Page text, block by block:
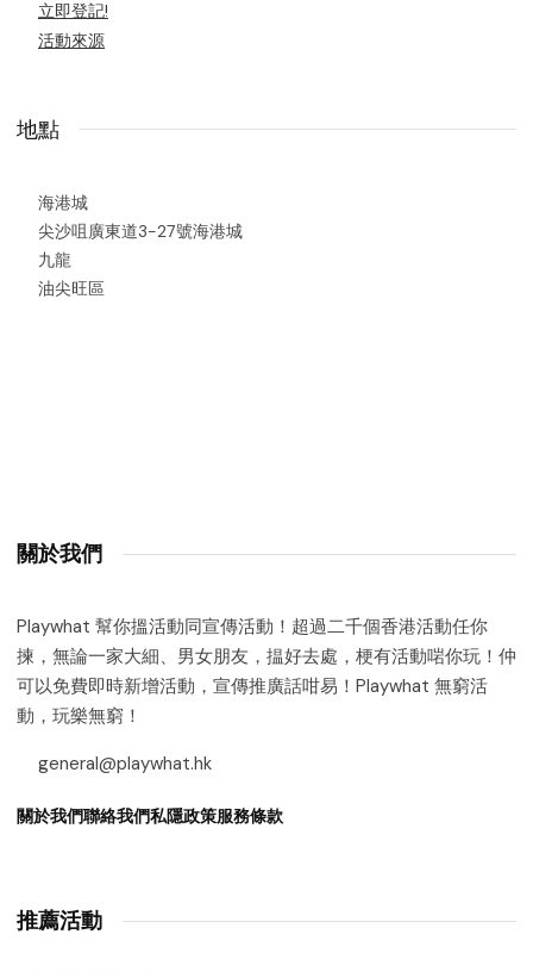
立即登記!
活動來源
地點
海港城
尖沙咀廣東道3-27號海港城
九龍
油尖旺區
關於我們
Playwhat 幫你搵活動同宣傳活動！超過二千個香港活動任你
揀，無論一家大細、男女朋友，揾好去處，梗有活動啱你玩！仲
可以免費即時新增活動，宣傳推廣話咁易！Playwhat 無窮活
動，玩樂無窮！
general@playwhat.hk
關於我們聯絡我們私隱政策服務條款
推薦活動